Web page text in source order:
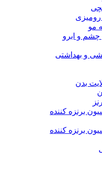
رومیزی
مو
چشم و ابرو
و بهداشتی
بدن
برنزه کننده
برنزه کننده